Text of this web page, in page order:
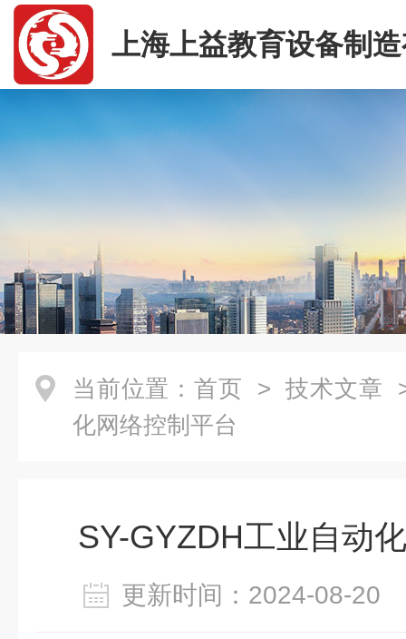
上海上益教育设备制
司
当前位置： 首页 > 技术文章
化网络控制平台
SY-GYZDH工业自动
更新时间：2024-08-